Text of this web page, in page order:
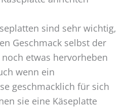
sind sehr wichtig,
Geschmack selbst der
etwas hervorheben
wenn ein
geschmacklich für sich
sie eine Käseplatte